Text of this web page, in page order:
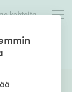
kohteita